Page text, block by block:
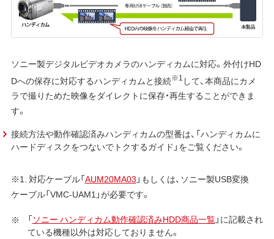
ソニー製デジタルビデオカメラのハンディカムに対応。外付けHD
Dへの保存に対応するハンディカムと接続※1 して、本商品にカメ
ラで撮りためた映像をダイレクトに保存・再生することができま
す。
接続方法や動作確認済みハンディカムの型番は、「ハンディカムに
ハードディスクをつないでトクするガイド」をご覧ください。
※1. 対応ケーブル「AUM20MA03 」もしくは、ソニー製USB変換
ケーブル「VMC-UAM1」が必要です。
「ソニー ハンディカム動作確認済みHDD商品一覧」に記載され
ている機種以外は対応しておりません。